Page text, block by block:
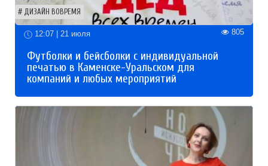
ДИЗАЙН ВОВРЕМЯ
12:07 | 21 июля 805
Футболки и бейсболки с индивидуальной
печатью в Каменске-Уральском для
компаний и любых мероприятий